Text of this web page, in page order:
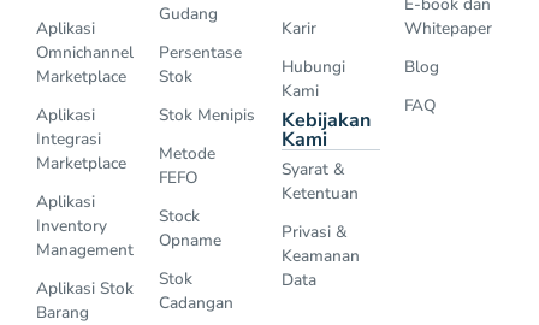
Aplikasi
Omnichannel
Marketplace
Aplikasi
Integrasi
Marketplace
Aplikasi
Inventory
Management
Aplikasi Stok
Barang
Gudang
Persentase
Stok
Stok Menipis
Metode
FEFO
Stock
Opname
Stok
Cadangan
Karir
Hubungi
Kami
Kebijakan
Kami
Syarat &
Ketentuan
Privasi &
Keamanan
Data
Whitepaper
Blog
FAQ